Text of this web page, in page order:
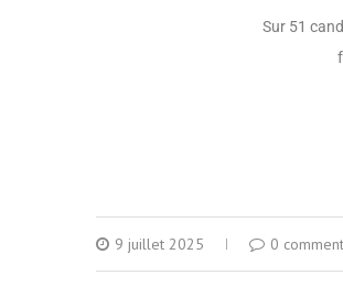
Sur 51
9 juillet 2025 0